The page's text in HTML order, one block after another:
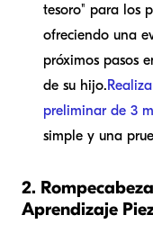
tesoro" para los
ofreciendo una
próximos pasos
de su hijo.
preliminar de 3
simple y una
2.
Aprendizaje